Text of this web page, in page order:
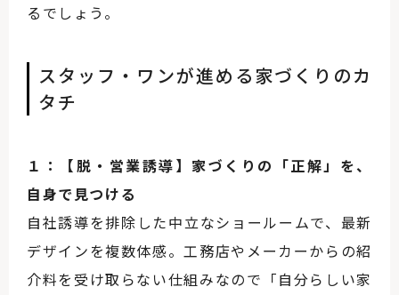
るでしょう。
スタッフ・ワンが進める家づくりのカ
タチ
１：【脱・営業誘導】家づくりの「正解」を、
自身で見つける
自社誘導を排除した中立なショールームで、最新
デザインを複数体感。工務店やメーカーからの紹
介料を受け取らない仕組みなので「自分らしい家